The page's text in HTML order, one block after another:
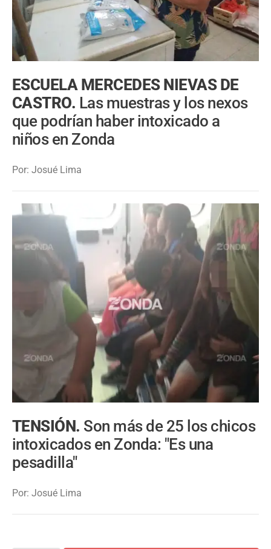
ESCUELA MERCEDES NIEVAS DE
CASTRO. Las muestras y los nexos
que podrían haber intoxicado a
niños en Zonda
Por: Josué Lima
TENSIÓN. Son más de 25 los chicos
intoxicados en Zonda: "Es una
pesadilla"
Por: Josué Lima